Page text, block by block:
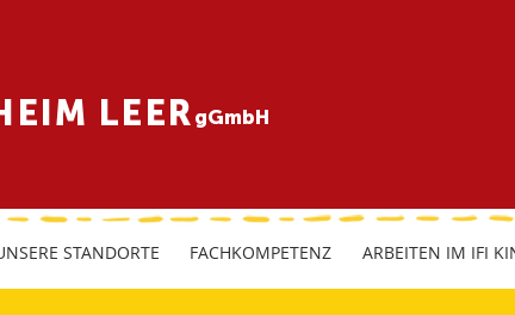
LEER gGmbH
STANDORTE FACHKOMPETENZ ARBEITEN IM IFI